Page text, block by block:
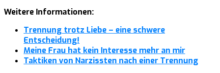
Weitere Informationen:
Trennung trotz Liebe – eine schwere
Entscheidung!
Meine Frau hat kein Interesse mehr an mir
Taktiken von Narzissten nach einer Trennung